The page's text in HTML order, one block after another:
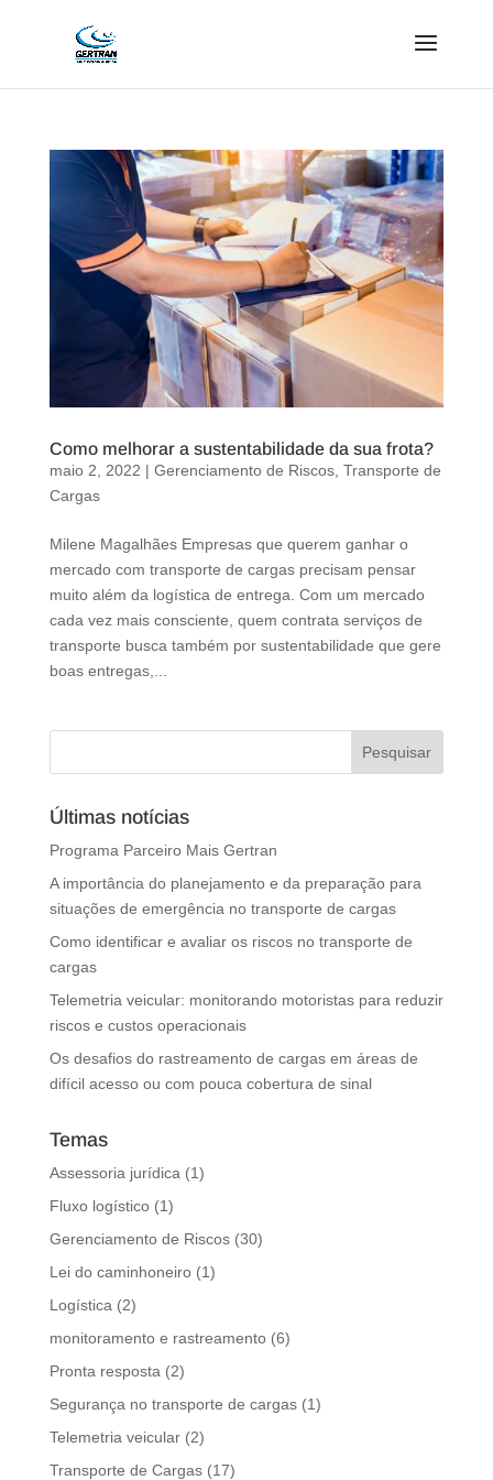
Como melhorar a sustentabilidade da sua frota?
maio 2, 2022 | Gerenciamento de Riscos, Transporte de
Cargas
Milene Magalhães Empresas que querem ganhar o
mercado com transporte de cargas precisam pensar
muito além da logística de entrega. Com um mercado
cada vez mais consciente, quem contrata serviços de
transporte busca também por sustentabilidade que gere
boas entregas,...
Últimas notícias
Programa Parceiro Mais Gertran
A importância do planejamento e da preparação para
situações de emergência no transporte de cargas
Como identificar e avaliar os riscos no transporte de
cargas
Telemetria veicular: monitorando motoristas para reduzir
riscos e custos operacionais
Os desafios do rastreamento de cargas em áreas de
difícil acesso ou com pouca cobertura de sinal
Temas
Assessoria jurídica (1)
Fluxo logístico(1)
Gerenciamento de Riscos(30)
Lei do caminhoneiro(1)
Logística (2)
monitoramento e rastreamento(6)
Pronta resposta (2)
Segurança no transporte de cargas(1)
Telemetria veicular(2)
Transporte de Cargas(17)